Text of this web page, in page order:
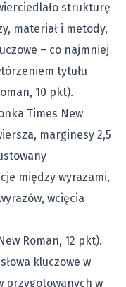
strukturę
materiał i metody,
– co najmniej
tytułu
10 pkt).
Times New
marginesy 2,5
między wyrazami,
wcięcia
Roman, 12 pkt).
kluczowe w
przygotowanych w